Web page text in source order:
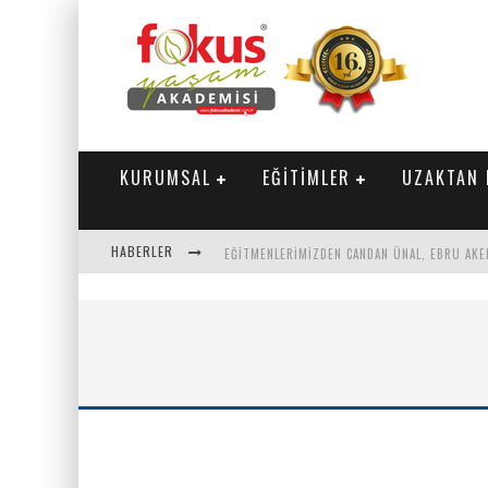
KURUMSAL EĞİTİMLER UZAKTAN
HABERLER